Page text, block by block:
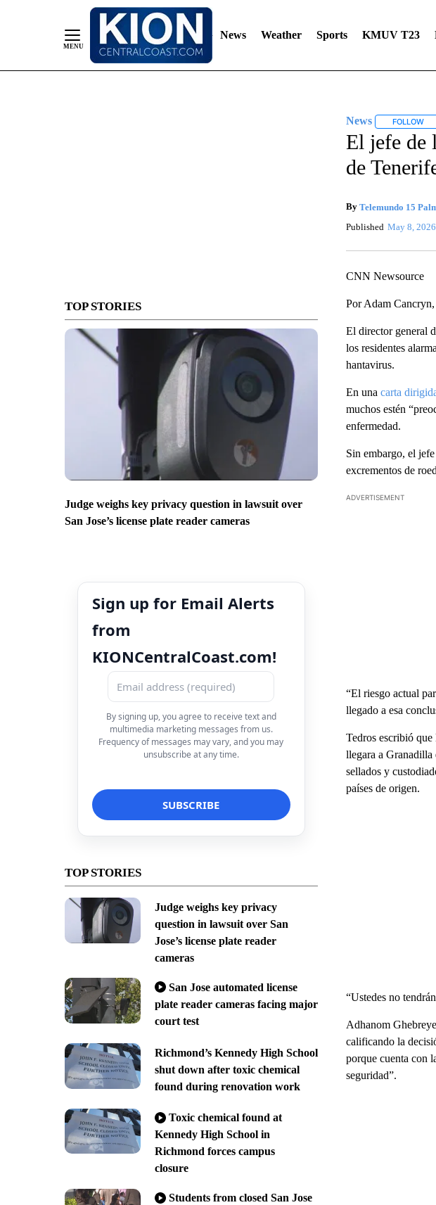
News Weather Sports KMUV T23
TOP STORIES
Judge weighs key privacy question in lawsuit over
San Jose’s license plate reader cameras
Sign up for Email Alerts
from
KIONCentralCoast.com!
By signing up, you agree to receive text and
multimedia marketing messages from us.
Frequency of messages may vary, and you may
unsubscribe at any time.
TOP STORIES
Judge weighs key privacy
question in lawsuit over San
Jose’s license plate reader
cameras
San Jose automated license
plate reader cameras facing major
court test
Richmond’s Kennedy High School
shut down after toxic chemical
found during renovation work
Toxic chemical found at
Kennedy High School in
Richmond forces campus
closure
Students from closed San Jose
News FOLLOW
El jefe de
de
By Telemundo 15
Published May 8, 2026
CNN Newsource
Por Adam
El director general
los residentes
hantavirus.
En una carta
muchos estén
enfermedad.
Sin embargo, el
excrementos de
ADVERTISEMENT
“El riesgo actual
llegado a esa
Tedros escribió que
llegara a Granadilla
sellados y
países de origen.
“Ustedes no
Adhanom
calificando la
porque cuenta con
seguridad”.